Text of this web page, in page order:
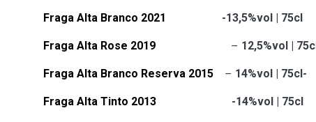
Fraga Alta Branco 2021 -13,5%vol | 75cl
Fraga Alta Rose 2019– 12,5%vol | 75cl
Fraga Alta Branco Reserva 2015– 14%vol | 75cl-
Fraga Alta Tinto 2013-14%vol | 75cl